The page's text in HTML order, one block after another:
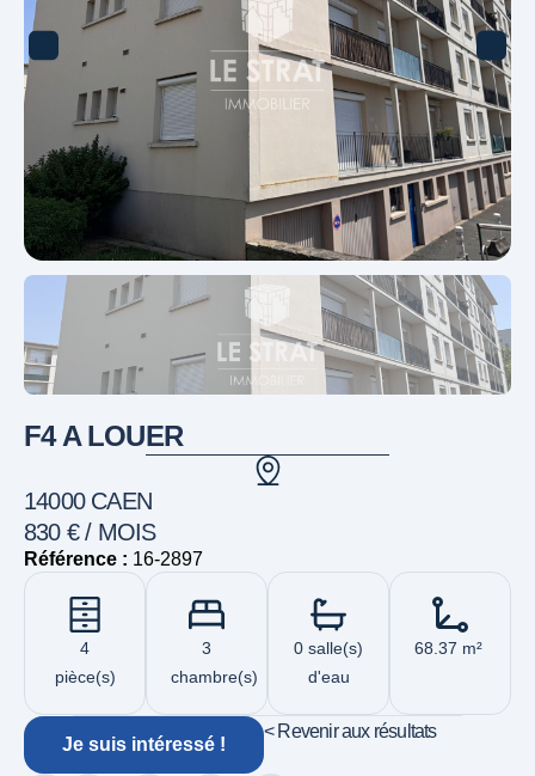
F4 A LOUER
14000 CAEN
830 € / MOIS
Référence : 16-2897
4
pièce(s)
3
chambre(s)
0 salle(s)
d'eau
68.37 m²
Je suis intéressé !
< Revenir aux résultats